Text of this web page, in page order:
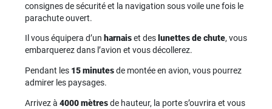
consignes de sécurité et la navigation sous voile une fois le
parachute ouvert.
Il vous équipera d’un harnaiset des lunettes de chute, vous
embarquerez dans l’avion et vous décollerez.
Pendant les 15 minutesde montée en avion, vous pourrez
admirer les paysages.
Arrivez à 4000 mètresde hauteur, la porte s’ouvrira et vous